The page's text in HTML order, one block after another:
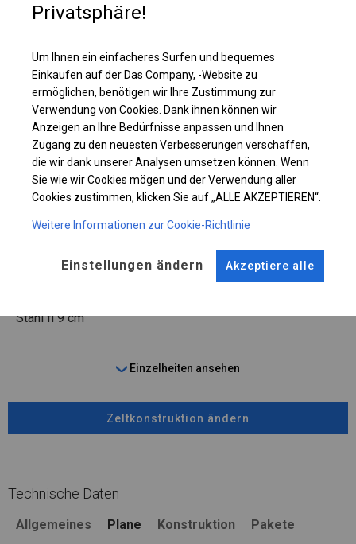
Einzelheiten ansehen
Plane ändern
KONSTRUKTION
SUMMER PLUS
Stahl ca.fi 38 mm Stahl ca.fi 42 mm
Stahlfi 9 cm
Einzelheiten ansehen
Zeltkonstruktion ändern
Technische Daten
Allgemeines Plane Konstruktion Pakete
Privatsphäre!
Um Ihnen ein einfacheres Surfen und bequemes
Einkaufen auf der Das Company, -Website zu
ermöglichen, benötigen wir Ihre Zustimmung zur
Verwendung von Cookies. Dank ihnen können wir
Anzeigen an Ihre Bedürfnisse anpassen und Ihnen
Zugang zu den neuesten Verbesserungen verschaffen,
die wir dank unserer Analysen umsetzen können. Wenn
Sie wie wir Cookies mögen und der Verwendung aller
Cookies zustimmen, klicken Sie auf „ALLE AKZEPTIEREN“.
Weitere Informationen zur Cookie-Richtlinie
Einstellungen ändern Akzeptiere alle